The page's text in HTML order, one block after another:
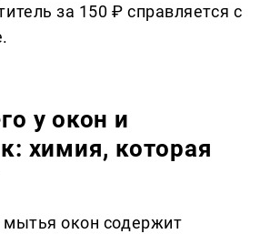
за 150 ₽ справляется с
у окон и
химия, которая
мытья окон содержит